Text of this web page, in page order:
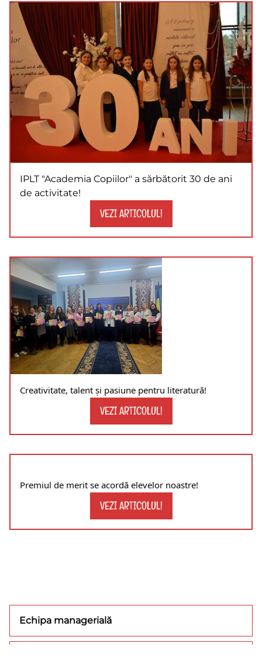
IPLT "Academia Copiilor" a sărbătorit 30 de ani
de activitate!
VEZI ARTICOLUL!
Creativitate, talent și pasiune pentru literatură!
VEZI ARTICOLUL!
Premiul de merit se acordă elevelor noastre!
VEZI ARTICOLUL!
Echipa managerială